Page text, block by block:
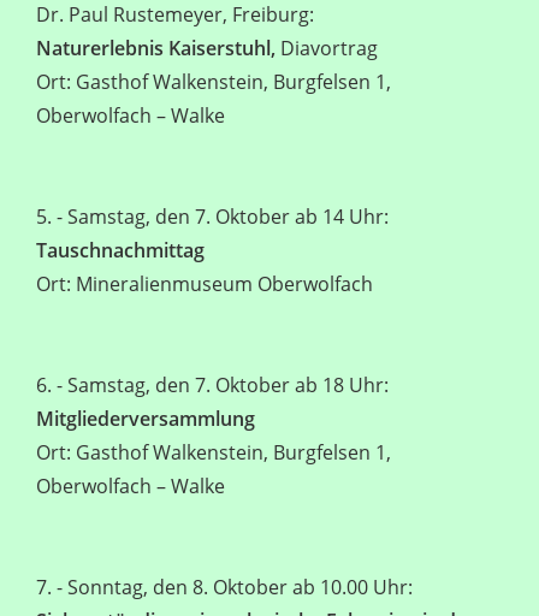
Dr. Paul Rustemeyer, Freiburg:
Naturerlebnis Kaiserstuhl, Diavortrag
Ort: Gasthof Walkenstein, Burgfelsen 1,
Oberwolfach – Walke
5. - Samstag, den 7. Oktober ab 14 Uhr:
Tauschnachmittag
Ort: Mineralienmuseum Oberwolfach
6. - Samstag, den 7. Oktober ab 18 Uhr:
Mitgliederversammlung
Ort: Gasthof Walkenstein, Burgfelsen 1,
Oberwolfach – Walke
7. - Sonntag, den 8. Oktober ab 10.00 Uhr: